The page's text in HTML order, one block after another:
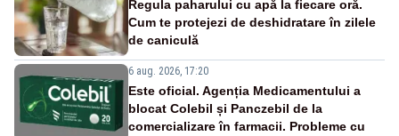
Regula paharului cu apă la fiecare oră.
Cum te protejezi de deshidratare în zilele
de caniculă
6 aug. 2026, 17:20
Este oficial. Agenția Medicamentului a
blocat Colebil și Panczebil de la
comercializare în farmacii. Probleme cu